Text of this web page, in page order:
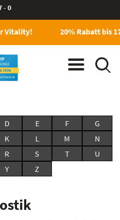
- 0
Vitality! 20% Rabatt bis
D E F
G
K L M
N
R S T
U
Y Z